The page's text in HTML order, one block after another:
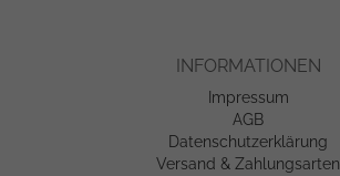
INFORMATIONEN
Impressum
AGB
Datenschutzerklärung
Versand & Zahlungsarten